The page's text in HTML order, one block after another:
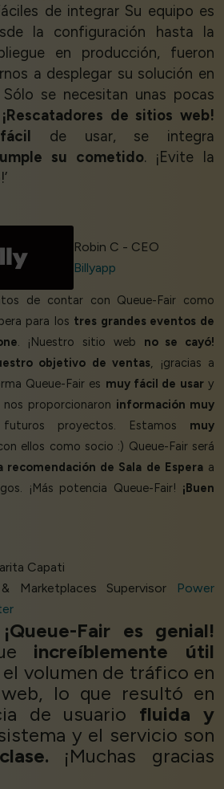
de integrar Su equipo es
la configuración hasta la
en producción, fueron
a desplegar su solución en
Sólo se necesitan unas pocas
¡Rescatadores de sitios web!
de usar, se integra
su cometido. ¡Evite la
Robin C - CEO
Billyapp
de contar con Queue-Fair como
para los tres grandes eventos de
. ¡Nuestro sitio web no se cayó!
objetivo de ventas, ¡gracias a
Queue-Fair es muy fácil de usary
proporcionaron información muy
proyectos. Estamos muy
ellos como socio :) Queue-Fair será
recomendación de Sala de Esperaa
¡Más potencia Queue-Fair! ¡Buen
Capati
Marketplaces Supervisor
Power
Fair es genial!
increíblemente útil
volumen de tráfico en
lo que resultó en
de usuario fluida y
y el servicio son
¡Muchas gracias